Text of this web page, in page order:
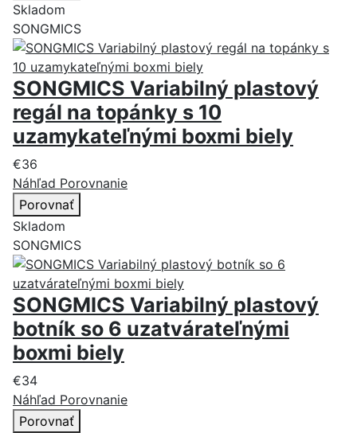
Skladom
SONGMICS
SONGMICS Variabilný plastový
regál na topánky s 10
uzamykateľnými boxmi biely
€36
Náhľad Porovnanie
Porovnať
Skladom
SONGMICS
SONGMICS Variabilný plastový
botník so 6 uzatvárateľnými
boxmi biely
€34
Náhľad Porovnanie
Porovnať